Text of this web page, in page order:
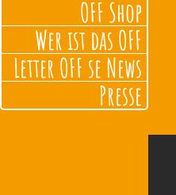
OFF Shop
Wer ist das OFF
Letter OFF se News
Presse